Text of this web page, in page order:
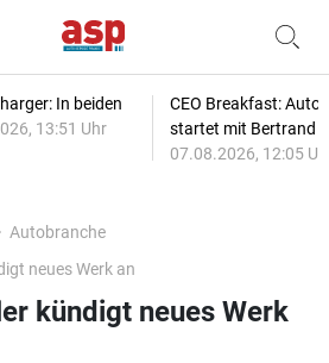
In beiden
13:51 Uhr
CEO Breakfast:
startet mit Bertrand
07.08.2026, 12:05
Autobranche
neues Werk an
kündigt neues Werk